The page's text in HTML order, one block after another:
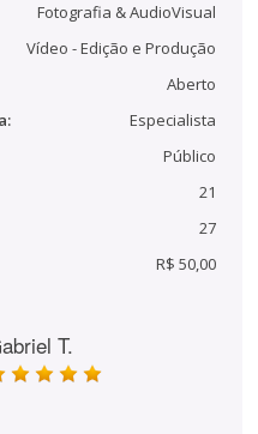
Fotografia & AudioVisual
Vídeo - Edição e Produção
Aberto
Especialista
Público
21
27
R$ 50,00
T.